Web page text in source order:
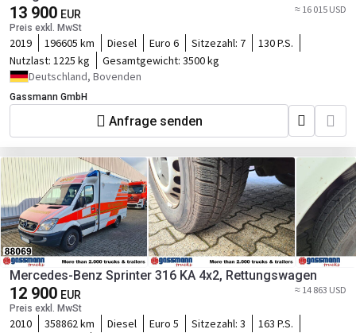
13 900 EUR
Preis exkl. MwSt
≈ 16 015 USD
2019 196605 km Diesel Euro 6 Sitzezahl: 7
130 P.S.
Nutzlast: 1225 kg Gesamtgewicht: 3500 kg
Deutschland, Bovenden
Gassmann GmbH
Anfrage senden
Mercedes-Benz Sprinter 316 KA 4x2, Rettungswagen
12 900 EUR
Preis exkl. MwSt
≈ 14 863 USD
2010 358862 km Diesel Euro 5 Sitzezahl: 3
163 P.S.